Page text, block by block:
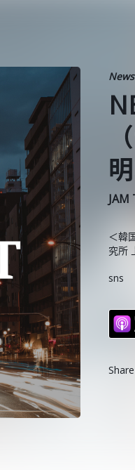
News
JAM
＜韓
究所
sns
Share